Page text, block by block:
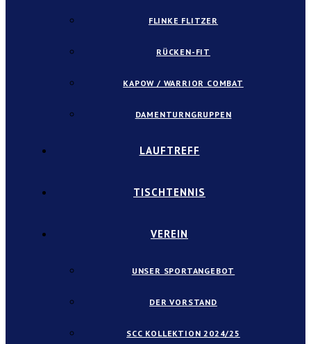
FLINKE FLITZER
RÜCKEN-FIT
KAPOW / WARRIOR COMBAT
DAMENTURNGRUPPEN
LAUFTREFF
TISCHTENNIS
VEREIN
UNSER SPORTANGEBOT
DER VORSTAND
SCC KOLLEKTION 2024/25